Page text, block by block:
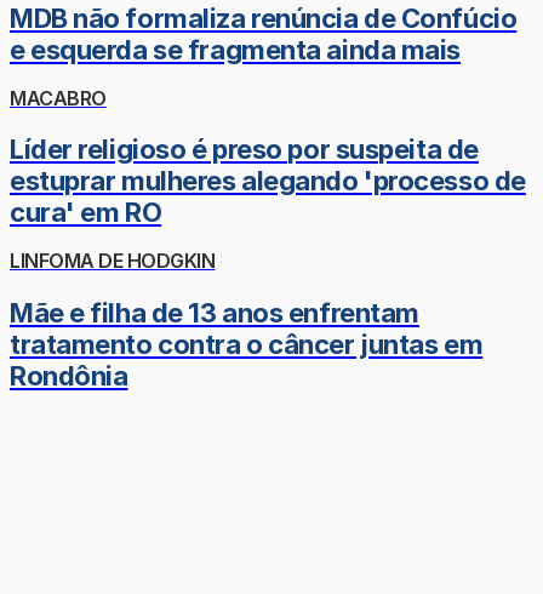
MDB não formaliza renúncia de Confúcio
e esquerda se fragmenta ainda mais
MACABRO
Líder religioso é preso por suspeita de
estuprar mulheres alegando 'processo de
cura' em RO
LINFOMA DE HODGKIN
Mãe e filha de 13 anos enfrentam
tratamento contra o câncer juntas em
Rondônia